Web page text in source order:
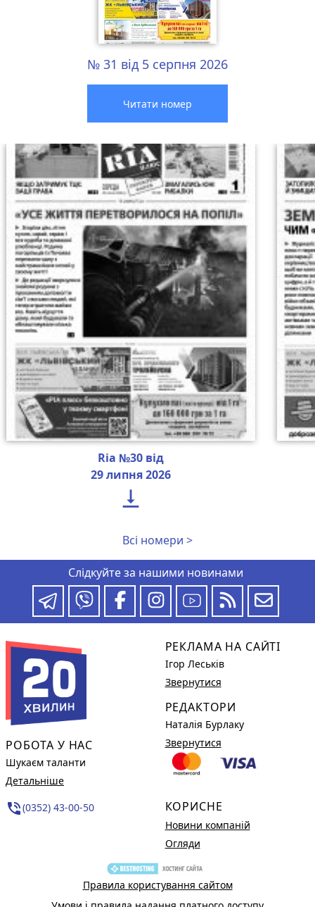
№ 31 від 5 серпня 2026
Читати номер
Ria №30 від
29 липня 2026

Всі номери >
Слідкуйте за нашими новинами
РОБОТА У НАС
Шукаєм таланти
Детальніше
phone_in_talk(0352) 43-00-50
РЕКЛАМА НА САЙТІ
Ігор Леськів
Звернутися
РЕДАКТОРИ
Наталія Бурлаку
Звернутися
КОРИСНЕ
Новини компаній
Огляди
Правила користування сайтом